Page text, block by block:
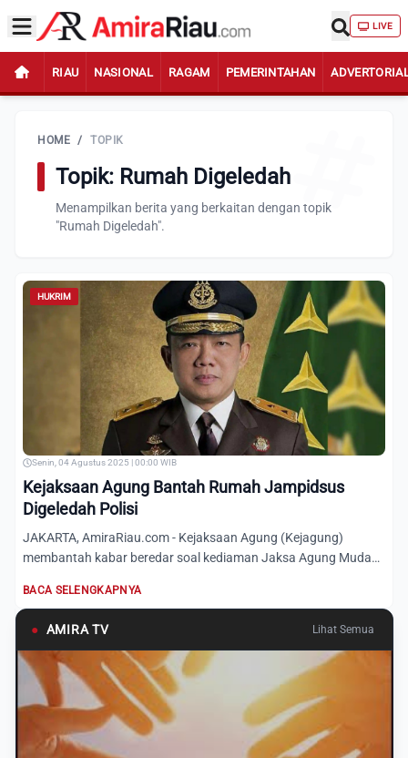
LIVE
RIAU NASIONAL RAGAM PEMERINTAHAN
HOME / TOPIK
Topik: Rumah Digeledah
Menampilkan berita yang berkaitan dengan topik
"Rumah Digeledah".
HUKRIM
Senin, 04 Agustus 2025 | 00:00 WIB
Kejaksaan Agung Bantah Rumah Jampidsus
Digeledah Polisi
JAKARTA, AmiraRiau.com - Kejaksaan Agung (Kejagung)
membantah kabar beredar soal kediaman Jaksa Agung Muda
BACA SELENGKAPNYA
● AMIRA TV Lihat Semua